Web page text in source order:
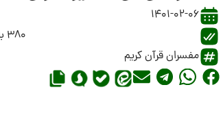
1401-02-06
380 بازدید
مفسران قرآن کریم